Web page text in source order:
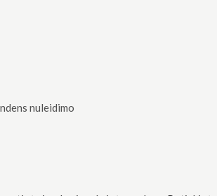
nuleidimo